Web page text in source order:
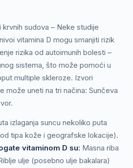
sudova – Neke studije
vitamina D mogu smanjiti rizik
rizika od autoimunih bolesti –
sistema, što može pomoći u
multiple skleroze. Izvori
može uneti na tri načina: Sunčeva
izlaganja suncu nekoliko puta
tipa kože i geografske lokacije).
vitaminom D su: Masna riba
ulje (posebno ulje bakalara)